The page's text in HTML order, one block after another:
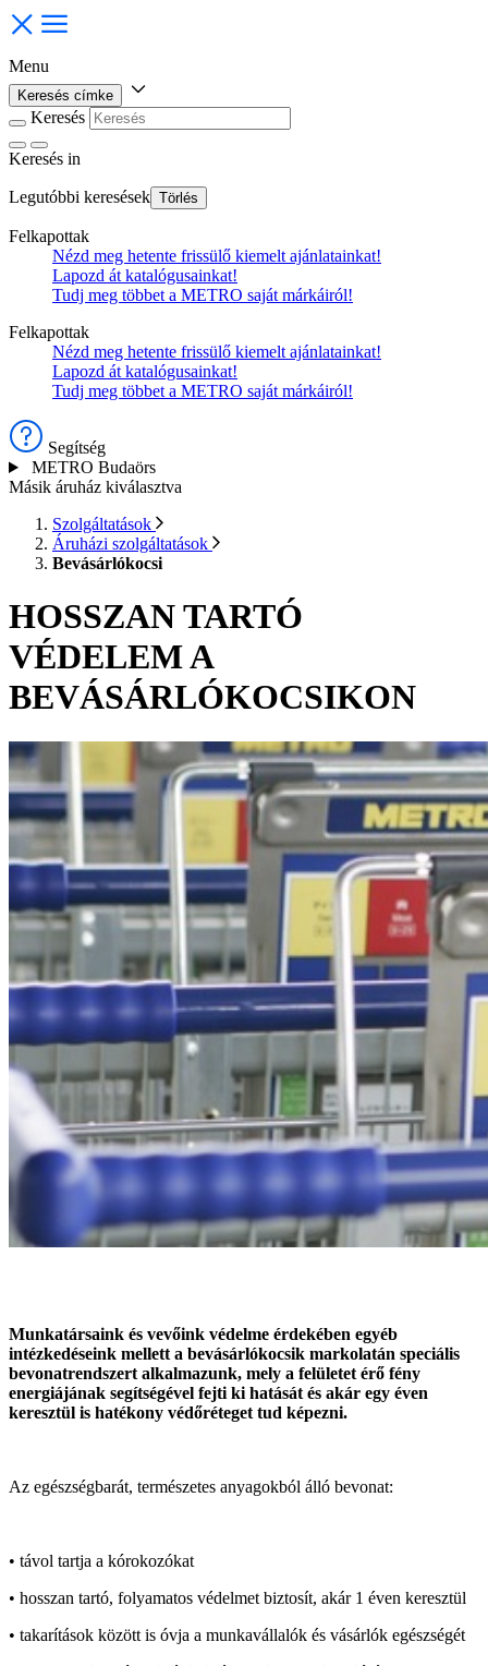
Menu
Keresés címke
Keresés
Keresés in
Legutóbbi keresések Törlés
Felkapottak
Nézd meg hetente frissülő kiemelt ajánlatainkat!
Lapozd át katalógusainkat!
Tudj meg többet a METRO saját márkáiról!
Felkapottak
Nézd meg hetente frissülő kiemelt ajánlatainkat!
Lapozd át katalógusainkat!
Tudj meg többet a METRO saját márkáiról!
Segítség
METRO Budaörs
Másik áruház kiválasztva
Szolgáltatások
Áruházi szolgáltatások
Bevásárlókocsi
HOSSZAN TARTÓ
VÉDELEM A
BEVÁSÁRLÓKOCSIKON
Munkatársaink és vevőink védelme érdekében egyéb
intézkedéseink mellett a bevásárlókocsik markolatán speciális
bevonatrendszert alkalmazunk, mely a felületet érő fény
energiájának segítségével fejti ki hatását és akár egy éven
keresztül is hatékony védőréteget tud képezni.
Az egészségbarát, természetes anyagokból álló bevonat:
• távol tartja a kórokozókat
• hosszan tartó, folyamatos védelmet biztosít, akár 1 éven keresztül
• takarítások között is óvja a munkavállalók és vásárlók egészségét